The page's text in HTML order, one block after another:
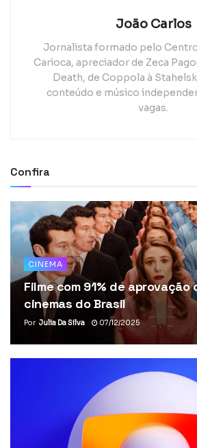
João Carlos
Jornalista formado pelo
Carioca, apreciador de Zeca
Death, de Coppola à
conteúdo e músico
vagas.
Confira
CINEMA
Filme com 91% de aprovação
cinemas do Brasil
Por Julia Da Silva 07/12/2025